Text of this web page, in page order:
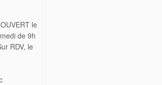
le
de 9h
RDV, le